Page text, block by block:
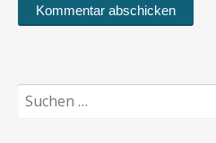
Suchen
nach: